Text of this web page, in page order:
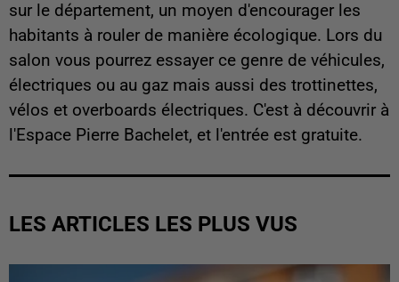
sur le département, un moyen d'encourager les
habitants à rouler de manière écologique. Lors du
salon vous pourrez essayer ce genre de véhicules,
électriques ou au gaz mais aussi des trottinettes,
vélos et overboards électriques. C'est à découvrir à
l'Espace Pierre Bachelet, et l'entrée est gratuite.
LES ARTICLES LES PLUS VUS